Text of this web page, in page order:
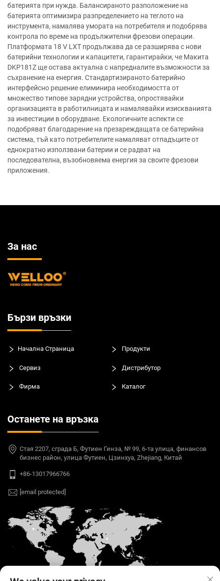
батерията при нужда. Балансираното разположение на
батерията оптимизира разпределението на теглото на
инструмента, намалява умората на потребителя и подобрява
контрола по време на продължителни фрезови операции.
Платформата 18 V LXT продължава да се разширява с нови
батерийни технологии и капацитети, гарантирайки, че Макита
DKP181Z ще остава актуална с напредналите възможности за
съхранение на енергия. Стандартизираното батерийно
интерфейсно решение елиминира необходимостта от
множество типове зарядни устройства, опростявайки
организацията в работилницата и намалявайки изискванията
за инвестиции в оборудване. Екологичните аспекти се
подобряват благодарение на презареждащата се батерийна
система, тъй като потребителите намаляват отпадъците от
еднократно използвани батерии и се радват на
последователна, възобновяема енергия за своите фрезови
приложения.
За нас
Бързи връзки
Начална Страница Продукти
Сервиз Дистрибутор
Фирма Каталог
Останете на връзка
Стая 2207, сграда Б, Футиен Гинза, № 99, 6-та улица, финансов
бизнес район, улица Футиен, Цзинхуа, Zhejiang, Китай
+86-13017966766
[email protected]